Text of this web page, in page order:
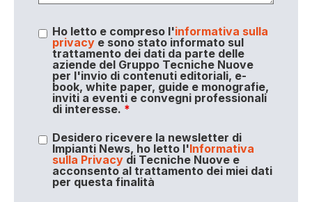
Ho letto e compreso l'informativa sulla
privacye sono stato informato sul
trattamento dei dati da parte delle
aziende del Gruppo Tecniche Nuove
per l'invio di contenuti editoriali, e-
book, white paper, guide e monografie,
inviti a eventi e convegni professionali
di interesse. *
Desidero ricevere la newsletter di
Impianti News, ho letto l'Informativa
sulla Privacydi Tecniche Nuove e
acconsento al trattamento dei miei dati
per questa finalità